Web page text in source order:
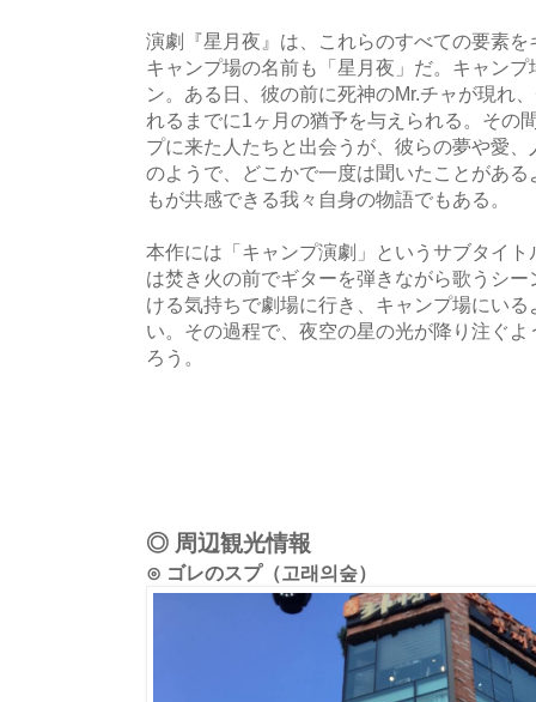
演劇『星月夜』は、これらのすべての要素
キャンプ場の名前も「星月夜」だ。キャン
ン。ある日、彼の前に死神のMr.チャが現れ
れるまでに1ヶ月の猶予を与えられる。その
プに来た人たちと出会うが、彼らの夢や愛
のようで、どこかで一度は聞いたことがあ
もが共感できる我々自身の物語でもある。
本作には「キャンプ演劇」というサブタイ
は焚き火の前でギターを弾きながら歌うシ
ける気持ちで劇場に行き、キャンプ場にい
い。その過程で、夜空の星の光が降り注ぐ
ろう。
◎ 周辺観光情報
⊙ ゴレのスプ（고래의숲）